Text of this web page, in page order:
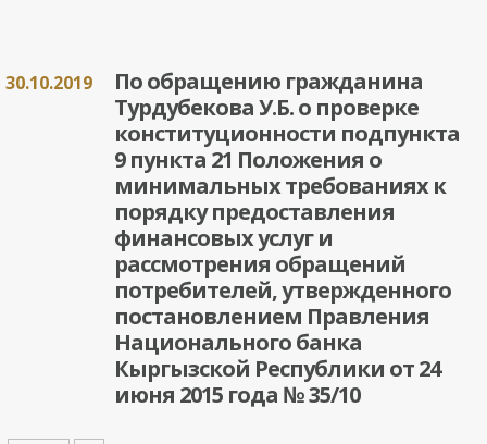
30.10.2019
По обращению гражданина
Турдубекова У.Б. о проверке
конституционности подпункта
9 пункта 21 Положения о
минимальных требованиях к
порядку предоставления
финансовых услуг и
рассмотрения обращений
потребителей, утвержденного
постановлением Правления
Национального банка
Кыргызской Республики от 24
июня 2015 года № 35/10